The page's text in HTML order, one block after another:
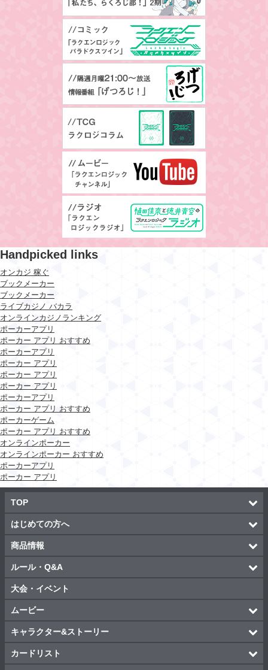
Handpicked links
オンカジ 稼ぐ
ブックメーカー
ブックメーカー
ライブカジノ バカラ
オンラインカジノランキング
ポーカーアプリ
ポーカー アプリ おすすめ
ポーカーアプリ
ポーカー アプリ
ポーカー アプリ
ポーカー アプリ
ポーカーアプリ
ポーカー アプリ おすすめ
ポーカーゲーム
ポーカー アプリ おすすめ
オンラインポーカー
オンラインポーカー おすすめ
ポーカーアプリ
ポーカー アプリ
TOP
はじめての方へ
商品情報
ルール・Q&A
大会・イベント
ムービー
キャラクター&ストーリー
カードリスト